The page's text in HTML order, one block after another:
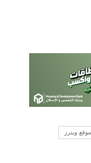
موقع وينرز